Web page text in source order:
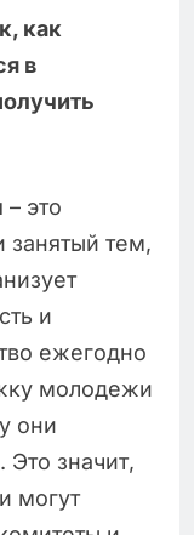
как
в
это
занятый тем,
и
ежегодно
молодежи
они
Это значит,
могут